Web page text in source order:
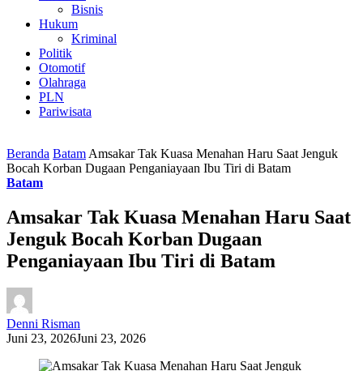
Bisnis
Hukum
Kriminal
Politik
Otomotif
Olahraga
PLN
Pariwisata
Beranda Batam Amsakar Tak Kuasa Menahan Haru Saat Jenguk
Bocah Korban Dugaan Penganiayaan Ibu Tiri di Batam
Batam
Amsakar Tak Kuasa Menahan Haru Saat
Jenguk Bocah Korban Dugaan
Penganiayaan Ibu Tiri di Batam
Denni Risman
Juni 23, 2026Juni 23, 2026